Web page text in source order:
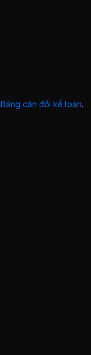
Bảng cân đối kế toán.